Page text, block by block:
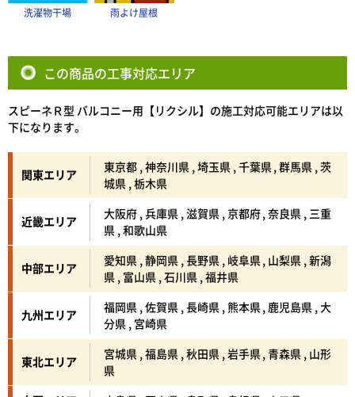
洗濯物干場 雨よけ屋根
この商品の工事対応エリア
スピーネＲ型 バルコニー用【リクシル】の施工対応可能エリアは以
下になります。
関東エリア
東京都 , 神奈川県 , 埼玉県 , 千葉県 , 群馬県 , 茨
城県 , 栃木県
近畿エリア
大阪府 , 兵庫県 , 滋賀県 , 京都府 , 奈良県 , 三重
県 , 和歌山県
中部エリア
愛知県 , 静岡県 , 長野県 , 岐阜県 , 山梨県 , 新潟
県 , 富山県 , 石川県 , 福井県
九州エリア
福岡県 , 佐賀県 , 長崎県 , 熊本県 , 鹿児島県 , 大
分県 , 宮崎県
東北エリア
宮城県 , 福島県 , 秋田県 , 岩手県 , 青森県 , 山形
県